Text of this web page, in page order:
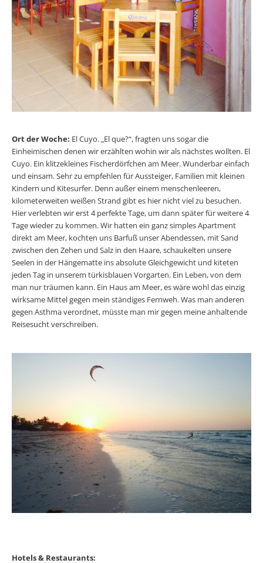
Ort der Woche: El Cuyo. „El que?“, fragten uns sogar die
Einheimischen denen wir erzählten wohin wir als nächstes wollten. El
Cuyo. Ein klitzekleines Fischerdörfchen am Meer. Wunderbar einfach
und einsam. Sehr zu empfehlen für Aussteiger, Familien mit kleinen
Kindern und Kitesurfer. Denn außer einem menschenleeren,
kilometerweiten weißen Strand gibt es hier nicht viel zu besuchen.
Hier verlebten wir erst 4 perfekte Tage, um dann später für weitere 4
Tage wieder zu kommen. Wir hatten ein ganz simples Apartment
direkt am Meer, kochten uns Barfuß unser Abendessen, mit Sand
zwischen den Zehen und Salz in den Haare, schaukelten unsere
Seelen in der Hängematte ins absolute Gleichgewicht und kiteten
jeden Tag in unserem türkisblauen Vorgarten. Ein Leben, von dem
man nur träumen kann. Ein Haus am Meer, es wäre wohl das einzig
wirksame Mittel gegen mein ständiges Fernweh. Was man anderen
gegen Asthma verordnet, müsste man mir gegen meine anhaltende
Reisesucht verschreiben.
Hotels & Restaurants: